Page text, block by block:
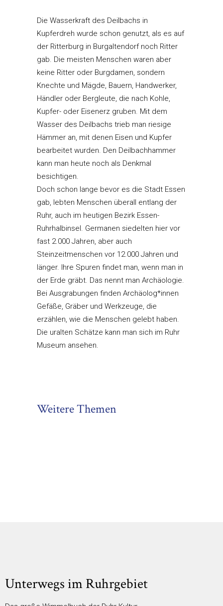
Die Wasserkraft des Deilbachs in
Kupferdreh wurde schon genutzt, als es auf
der Ritterburg in Burgaltendorf noch Ritter
gab. Die meisten Menschen waren aber
keine Ritter oder Burgdamen, sondern
Knechte und Mägde, Bauern, Handwerker,
Händler oder Bergleute, die nach Kohle,
Kupfer- oder Eisenerz gruben. Mit dem
Wasser des Deilbachs trieb man riesige
Hämmer an, mit denen Eisen und Kupfer
bearbeitet wurden. Den Deilbachhammer
kann man heute noch als Denkmal
besichtigen.
Doch schon lange bevor es die Stadt Essen
gab, lebten Menschen überall entlang der
Ruhr, auch im heutigen Bezirk Essen-
Ruhrhalbinsel. Germanen siedelten hier vor
fast 2.000 Jahren, aber auch
Steinzeitmenschen vor 12.000 Jahren und
länger. Ihre Spuren findet man, wenn man in
der Erde gräbt. Das nennt man Archäologie.
Bei Ausgrabungen finden Archäolog*innen
Gefäße, Gräber und Werkzeuge, die
erzählen, wie die Menschen gelebt haben.
Die uralten Schätze kann man sich im Ruhr
Museum ansehen.
Weitere Themen
Unterwegs im Ruhrgebiet